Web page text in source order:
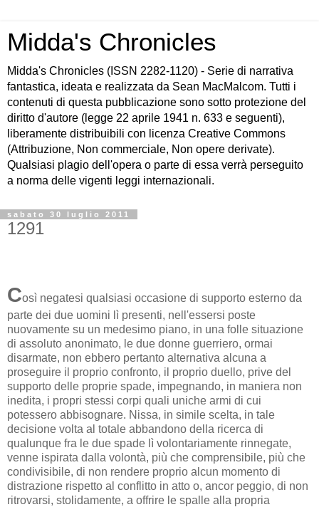
Midda's Chronicles
Midda's Chronicles (ISSN 2282-1120) - Serie di narrativa
fantastica, ideata e realizzata da Sean MacMalcom. Tutti i
contenuti di questa pubblicazione sono sotto protezione del
diritto d'autore (legge 22 aprile 1941 n. 633 e seguenti),
liberamente distribuibili con licenza Creative Commons
(Attribuzione, Non commerciale, Non opere derivate).
Qualsiasi plagio dell'opera o parte di essa verrà perseguito
a norma delle vigenti leggi internazionali.
sabato 30 luglio 2011
1291
Così negatesi qualsiasi occasione di supporto esterno da
parte dei due uomini lì presenti, nell'essersi poste
nuovamente su un medesimo piano, in una folle situazione
di assoluto anonimato, le due donne guerriero, ormai
disarmate, non ebbero pertanto alternativa alcuna a
proseguire il proprio confronto, il proprio duello, prive del
supporto delle proprie spade, impegnando, in maniera non
inedita, i propri stessi corpi quali uniche armi di cui
potessero abbisognare. Nissa, in simile scelta, in tale
decisione volta al totale abbandono della ricerca di
qualunque fra le due spade lì volontariamente rinnegate,
venne ispirata dalla volontà, più che comprensibile, più che
condivisibile, di non rendere proprio alcun momento di
distrazione rispetto al conflitto in atto o, ancor peggio, di non
ritrovarsi, stolidamente, a offrire le spalle alla propria